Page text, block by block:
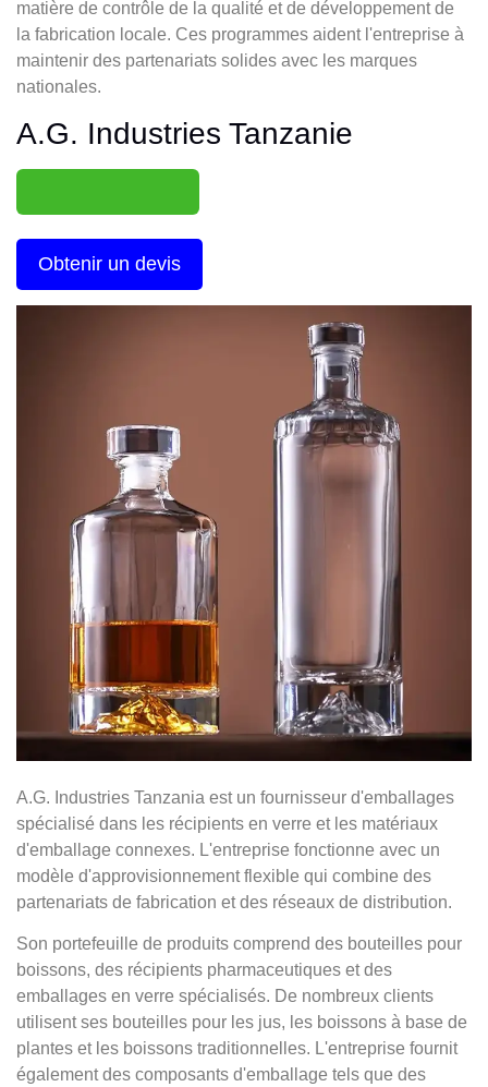
matière de contrôle de la qualité et de développement de
la fabrication locale. Ces programmes aident l'entreprise à
maintenir des partenariats solides avec les marques
nationales.
A.G. Industries Tanzanie
Obtenir un devis
A.G. Industries Tanzania est un fournisseur d'emballages
spécialisé dans les récipients en verre et les matériaux
d'emballage connexes. L'entreprise fonctionne avec un
modèle d'approvisionnement flexible qui combine des
partenariats de fabrication et des réseaux de distribution.
Son portefeuille de produits comprend des bouteilles pour
boissons, des récipients pharmaceutiques et des
emballages en verre spécialisés. De nombreux clients
utilisent ses bouteilles pour les jus, les boissons à base de
plantes et les boissons traditionnelles. L'entreprise fournit
également des composants d'emballage tels que des